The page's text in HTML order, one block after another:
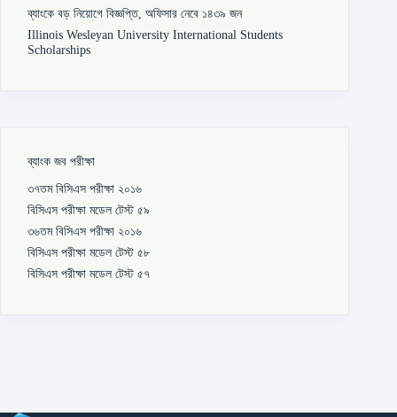
ব্যাংকে বড় নিয়োগে বিজ্ঞপ্তি, অফিসার নেবে ১৪৩৯ জন
Illinois Wesleyan University International Students
Scholarships
ব্যাংক জব পরীক্ষা
৩৭তম বিসিএস পরীক্ষা ২০১৬
বিসিএস পরীক্ষা মডেল টেস্ট ৫৯
৩৬তম বিসিএস পরীক্ষা ২০১৬
বিসিএস পরীক্ষা মডেল টেস্ট ৫৮
বিসিএস পরীক্ষা মডেল টেস্ট ৫৭